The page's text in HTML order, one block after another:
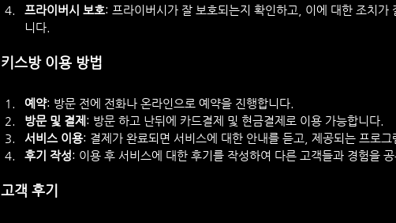
프라이버시 보호: 프라이버시가 잘 보호되는지 확인하고, 이에 대한 조치가
니다.
키스방 이용 방법
예약: 방문 전에 전화나 온라인으로 예약을 진행합니다.
방문 및 결제 : 방문 하고 난뒤에 카드결제 및 현금결제로 이용 가능합니다.
서비스 이용: 결제가 완료되면 서비스에 대한 안내를 듣고, 제공되는 프로그
후기 작성: 이용 후 서비스에 대한 후기를 작성하여 다른 고객들과 경험을
고객 후기